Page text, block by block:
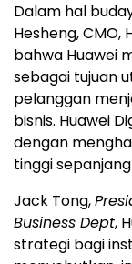
Dalam hal
Hesheng,
bahwa Huawei
sebagai tujuan
pelanggan
bisnis. Huawei
dengan
tinggi
Jack Tong,
Business Dept,
strategi bagi